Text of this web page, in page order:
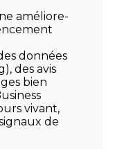
améliore-
données
des avis
bien
vivant,
de